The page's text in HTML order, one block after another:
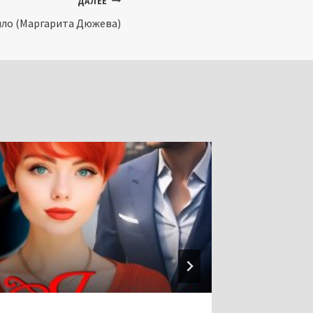
(Маргарита Дюжева)